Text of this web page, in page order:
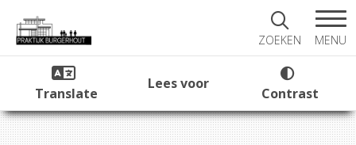
ZOEKEN MENU
Translate
Lees voor
Contrast